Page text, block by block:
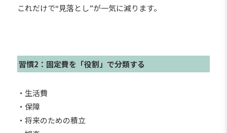
これだけで“見落とし”が一気に減ります。
習慣2：固定費を「役割」で分類する
・生活費
・保障
・将来のための積立